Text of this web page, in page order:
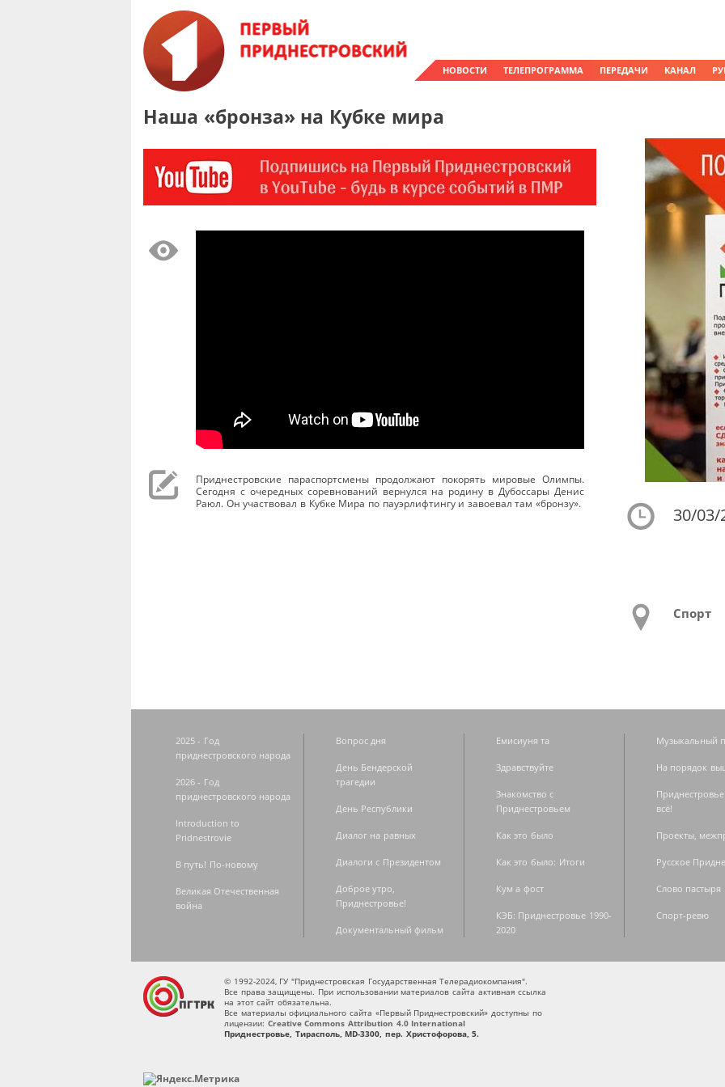
НОВОСТИ ТЕЛЕПРОГРАММА ПЕРЕДАЧИ КАНАЛ
Наша «бронза» на Кубке мира
Приднестровские параспортсмены продолжают покорять мировые Олимпы.
Сегодня с очередных соревнований вернулся на родину в Дубоссары Денис
Раюл. Он участвовал в Кубке Мира по пауэрлифтингу и завоевал там «бронзу».
30/03/
Спорт
2025 - Год
приднестровского народа
2026 - Год
приднестровского народа
Introduction to
Pridnestrovie
В путь! По-новому
Великая Отечественная
война
Вопрос дня
День Бендерской
трагедии
День Республики
Диалог на равных
Диалоги с Президентом
Доброе утро,
Приднестровье!
Документальный фильм
Емисиуня та
Здравствуйте
Знакомство с
Приднестровьем
Как это было
Как это было: Итоги
Кум а фост
КЭБ: Приднестровье 1990-
2020
Музыкальный
На порядок
всё!
Проекты,
Русское
Слово пастыря
Спорт-ревю
© 1992-2024, ГУ "Приднестровская Государственная Телерадиокомпания".
Все права защищены. При использовании материалов сайта активная ссылка
на этот сайт обязательна.
Все материалы официального сайта «Первый Приднестровский» доступны по
лицензии: Creative Commons Attribution 4.0 International
Приднестровье, Тирасполь, MD-3300, пер. Христофорова, 5.